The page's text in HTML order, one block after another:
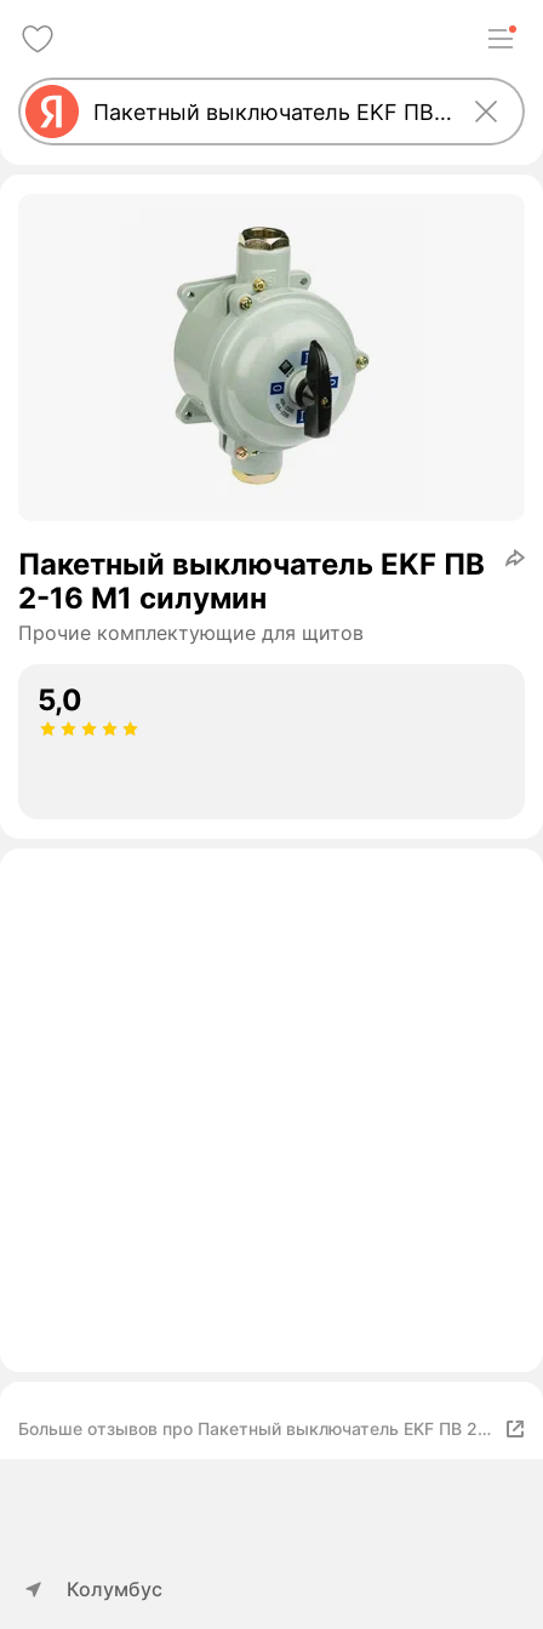
Пакетный выключатель EKF ПВ
2-16 М1 силумин
Прочие комплектующие для щитов
5,0
Больше отзывов про Пакетный выключатель EKF ПВ 2-
Колумбус